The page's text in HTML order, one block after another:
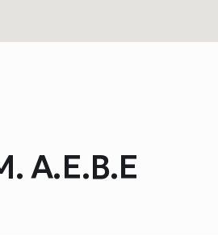
Α.Ε.Β.Ε